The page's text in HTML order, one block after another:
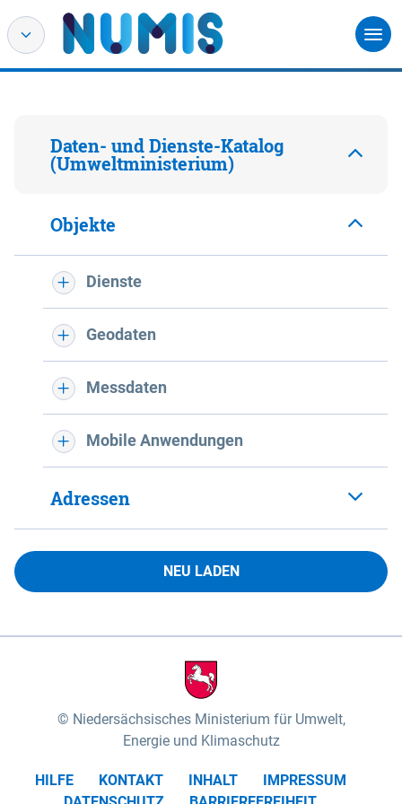
Daten- und Dienste-Katalog
(Umweltministerium)
Objekte
Dienste
Geodaten
Messdaten
Mobile Anwendungen
Adressen
NEU LADEN
Niedersächsisches Ministerium für Umwelt,
Energie und Klimaschutz
HILFE KONTAKT INHALT
IMPRESSUM